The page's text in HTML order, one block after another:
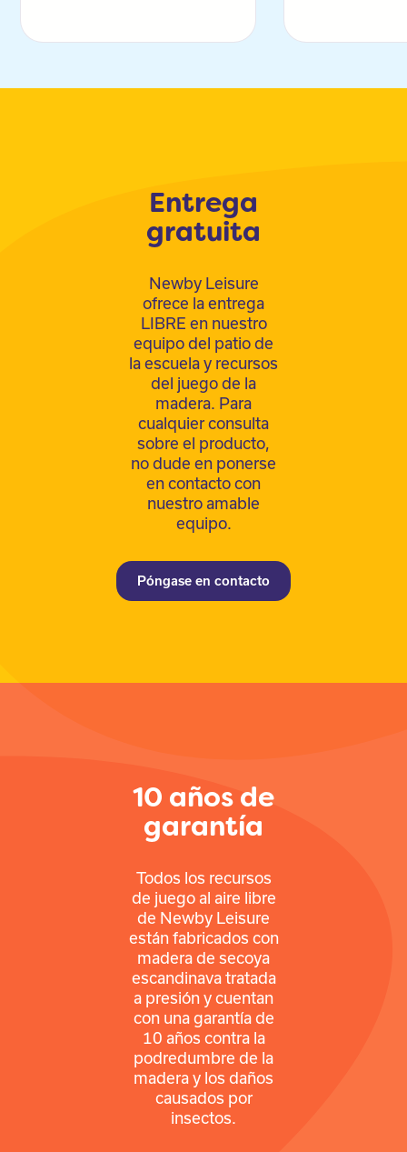
Entrega
gratuita
Newby Leisure
ofrece la entrega
LIBRE en nuestro
equipo del patio de
la escuela y recursos
del juego de la
madera. Para
cualquier consulta
sobre el producto,
no dude en ponerse
en contacto con
nuestro amable
equipo.
Póngase en contacto
10 años de
garantía
Todos los recursos
de juego al aire libre
de Newby Leisure
están fabricados con
madera de secoya
escandinava tratada
a presión y cuentan
con una garantía de
10 años contra la
podredumbre de la
madera y los daños
causados por
insectos.